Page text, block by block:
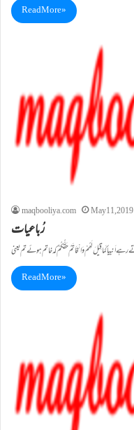
Read More »
maqbooliya.com
May 11, 2019
رُباعیات
Read More »